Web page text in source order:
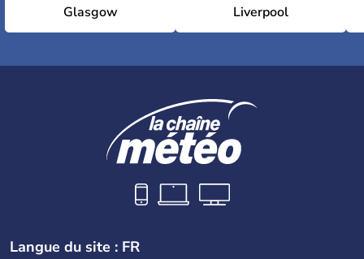
Glasgow Liverpool
Langue du site : FR